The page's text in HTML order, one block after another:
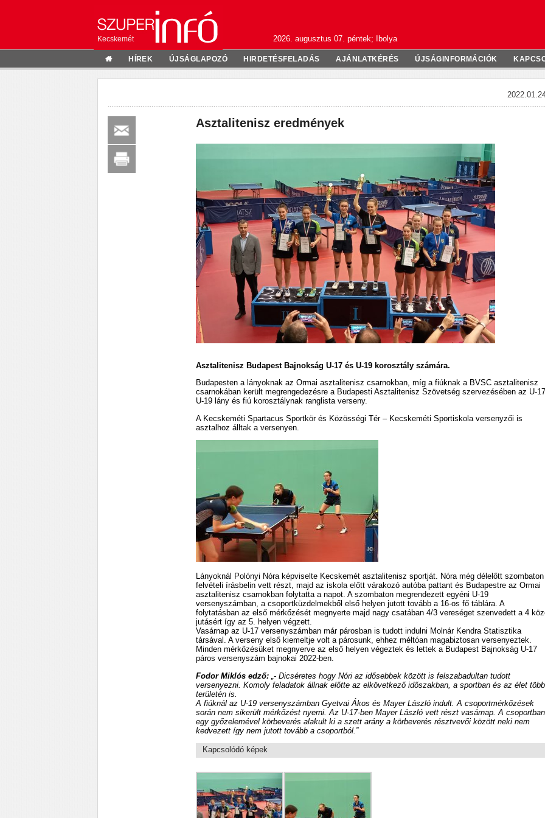
Kecskemét 2026. augusztus 07. péntek; Ibolya
HÍREK ÚJSÁGLAPOZÓ HIRDETÉSFELADÁS AJÁNLATKÉRÉS ÚJSÁGINFORMÁCIÓK
Asztalitenisz eredmények
Asztalitenisz Budapest Bajnokság U-17 és U-19 korosztály számára.
Budapesten a lányoknak az Ormai asztalitenisz csarnokban, míg a fiúknak a BVSC asztalitenisz
csarnokában került megrengedezésre a Budapesti Asztalitenisz Szövetség szervezésében az U-
U-19 lány és fiú korosztálynak ranglista verseny.
A Kecskeméti Spartacus Sportkör és Közösségi Tér – Kecskeméti Sportiskola versenyzői is
asztalhoz álltak a versenyen.
Lányoknál Polónyi Nóra képviselte Kecskemét asztalitenisz sportját. Nóra még délelőtt szombaton
felvételi írásbelin vett részt, majd az iskola előtt várakozó autóba pattant és Budapestre az Ormai
asztalitenisz csarnokban folytatta a napot. A szombaton megrendezett egyéni U-19
versenyszámban, a csoportküzdelmekből első helyen jutott tovább a 16-os fő táblára. A
folytatásban az első mérkőzését megnyerte majd nagy csatában 4/3 vereséget szenvedett a 4
jutásért így az 5. helyen végzett.
Vasárnap az U-17 versenyszámban már párosban is tudott indulni Molnár Kendra Statisztika
társával. A verseny első kiemeltje volt a párosunk, ehhez méltóan magabiztosan versenyeztek.
Minden mérkőzésüket megnyerve az első helyen végeztek és lettek a Budapest Bajnokság U-17
páros versenyszám bajnokai 2022-ben.
Fodor Miklós edző: „- Dicséretes hogy Nóri az idősebbek között is felszabadultan tudott
versenyezni. Komoly feladatok állnak előtte az elkövetkező időszakban, a sportban és az élet
területén is.
A fiúknál az U-19 versenyszámban Gyetvai Ákos és Mayer László indult. A csoportmérkőzések
során nem sikerült mérkőzést nyerni. Az U-17-ben Mayer László vett részt vasárnap. A csoportban
egy győzelemével körbeverés alakult ki a szett arány a körbeverés résztvevői között neki nem
kedvezett így nem jutott tovább a csoportból.”
Kapcsolódó képek